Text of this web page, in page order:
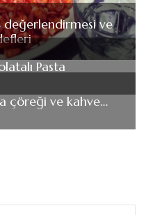
ve
Pasta
çöreği ve kahve…